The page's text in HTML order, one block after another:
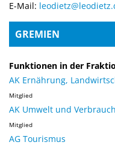
E-Mail:
GREMIEN
Funktionen in der
AK Ernährung,
Mitglied
AK Umwelt und
Mitglied
AG Tourismus